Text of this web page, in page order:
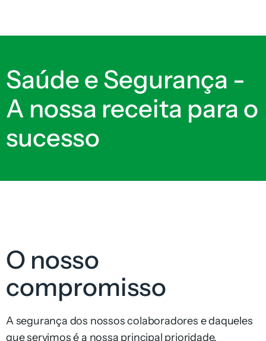
Saúde e Segurança -
A nossa receita para o
sucesso
O nosso
compromisso
A segurança dos nossos colaboradores e daqueles
que servimos é a nossa principal prioridade.